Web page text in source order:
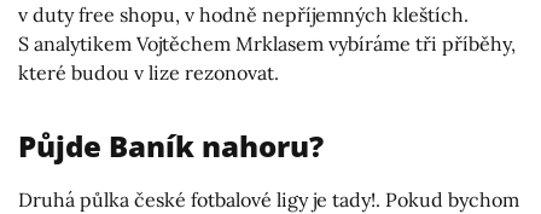
v duty free shopu, v hodně nepříjemných kleštích.
S analytikem Vojtěchem Mrklasem vybíráme tři příběhy,
které budou v lize rezonovat.
Půjde Baník nahoru?
Druhá půlka české fotbalové ligy je tady!. Pokud bychom